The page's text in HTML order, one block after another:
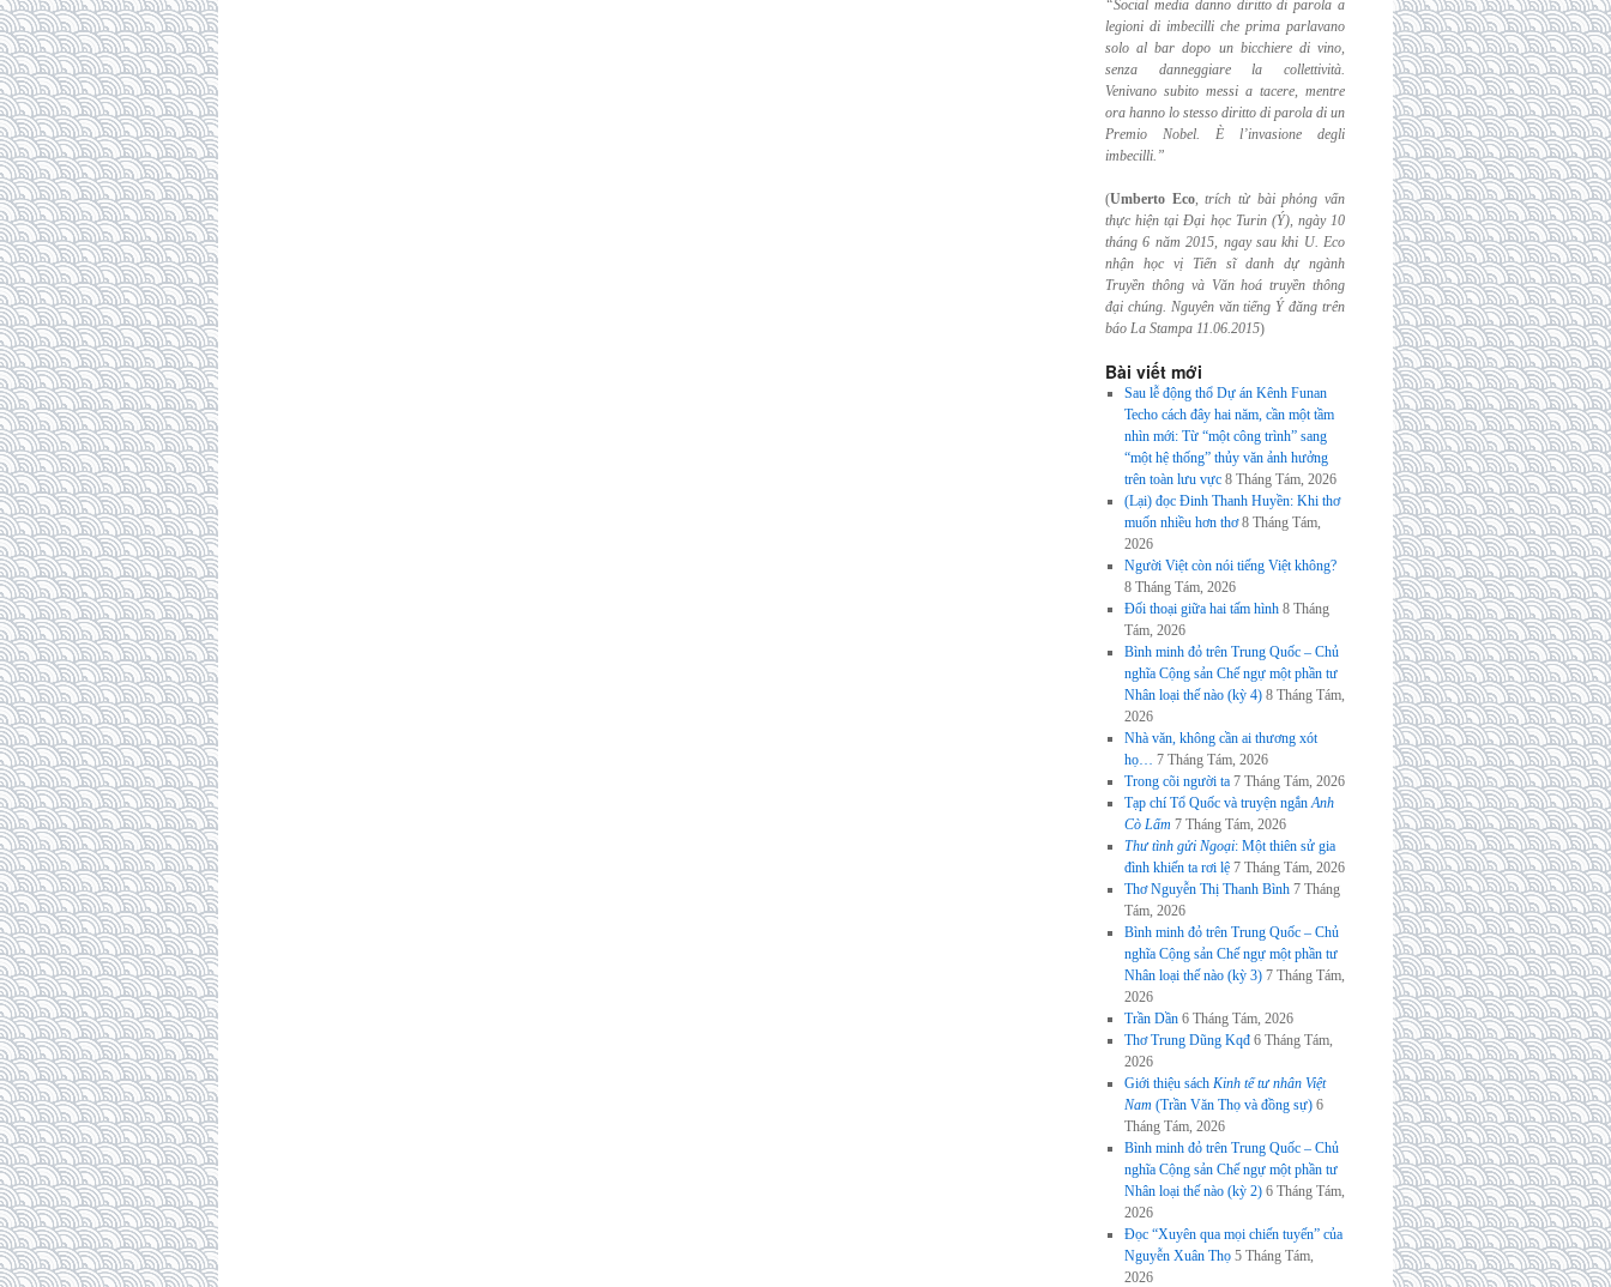
“Social media danno diritto di parola a
legioni di imbecilli che prima parlavano
solo albar dopo un bicchiere di vino,
senza danneggiare la collettività.
Venivano subito messi a tacere, mentre
ora hanno lo stesso diritto di parola di un
Premio Nobel. È l’invasione degli
imbecilli.”
(Umberto Eco,trích từ bài phỏng vấn
thực hiện tại Đại học Turin (Ý), ngày 10
tháng 6 năm 2015, ngay sau khi U. Eco
nhận học vị Tiến sĩ danh dự ngành
Truyền thông và Văn hoá truyền thông
đại chúng. Nguyên văn tiếng Ý đăng trên
báo La Stampa 11.06.2015)
Bài viết mới
Sau lễ động thổ Dự án Kênh Funan
Techo cách đây hai năm, cần một tầm
nhìn mới: Từ “một công trình” sang
“một hệ thống” thủy văn ảnh hưởng
trên toàn lưu vực 8 Tháng Tám, 2026
(Lại) đọc Đinh Thanh Huyền: Khi thơ
muốn nhiều hơn thơ 8 Tháng Tám,
2026
Người Việt còn nói tiếng Việt không?
8 Tháng Tám, 2026
Đối thoại giữa hai tấm hình 8 Tháng
Tám, 2026
Bình minh đỏ trên Trung Quốc – Chủ
nghĩa Cộng sản Chế ngự một phần tư
Nhân loại thế nào (kỳ 4) 8 Tháng Tám,
2026
Nhà văn, không cần ai thương xót
họ… 7 Tháng Tám, 2026
Trong cõi người ta 7 Tháng Tám, 2026
Tạp chí Tổ Quốc và truyện ngắnAnh
Cò Lấm 7 Tháng Tám, 2026
Thư tình gửi Ngoại: Một thiên sử gia
đình khiến ta rơi lệ 7 Tháng Tám, 2026
Thơ Nguyễn Thị Thanh Bình 7 Tháng
Tám, 2026
Bình minh đỏ trên Trung Quốc – Chủ
nghĩa Cộng sản Chế ngự một phần tư
Nhân loại thế nào (kỳ 3) 7 Tháng Tám,
2026
Trần Dần 6 Tháng Tám, 2026
Thơ Trung Dũng Kqđ 6 Tháng Tám,
2026
Giới thiệu sách Kinh tế tư nhân Việt
Nam (Trần Văn Thọ và đồng sự) 6
Tháng Tám, 2026
Bình minh đỏ trên Trung Quốc – Chủ
nghĩa Cộng sản Chế ngự một phần tư
Nhân loại thế nào (kỳ 2) 6 Tháng Tám,
2026
Đọc “Xuyên qua mọi chiến tuyến” của
Nguyễn Xuân Thọ 5 Tháng Tám,
2026